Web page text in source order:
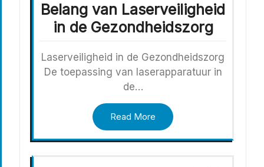
Belang van Laserveiligheid
in de Gezondheidszorg
Laserveiligheid in de Gezondheidszorg
De toepassing van laserapparatuur in
de…
Read More